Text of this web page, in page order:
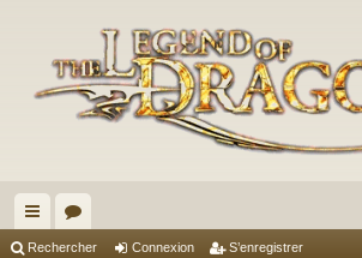
cc or
Rechercher Connexion S’enregistrer